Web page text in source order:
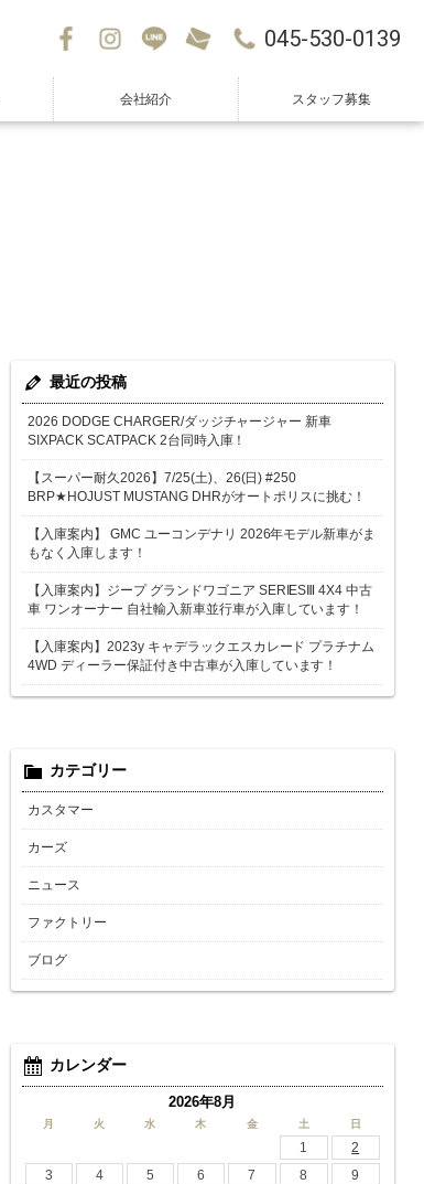
045-530-0139
会社紹介 スタッフ募集
最近の投稿
2026 DODGE CHARGER/ダッジチャージャー 新車
SIXPACK SCATPACK 2台同時入庫！
【スーパー耐久2026】7/25(土)、26(日) #250
BRP★HOJUST MUSTANG DHRがオートポリスに挑む！
【入庫案内】 GMC ユーコンデナリ 2026年モデル新車がま
もなく入庫します！
【入庫案内】ジープ グランドワゴニア SERIESⅢ 4X4 中古
車 ワンオーナー 自社輸入新車並行車が入庫しています！
【入庫案内】2023y キャデラックエスカレード プラチナム
4WD ディーラー保証付き中古車が入庫しています！
カテゴリー
カスタマー
カーズ
ニュース
ファクトリー
ブログ
カレンダー
2026年8月
月 火 水 木 金 土 日
1
2
3
4 5 6 7 8
9